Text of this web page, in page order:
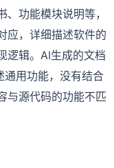
功能模块说明等，
应，详细描述软件的
逻辑。AI生成的文档
通用功能，没有结合
与源代码的功能不匹